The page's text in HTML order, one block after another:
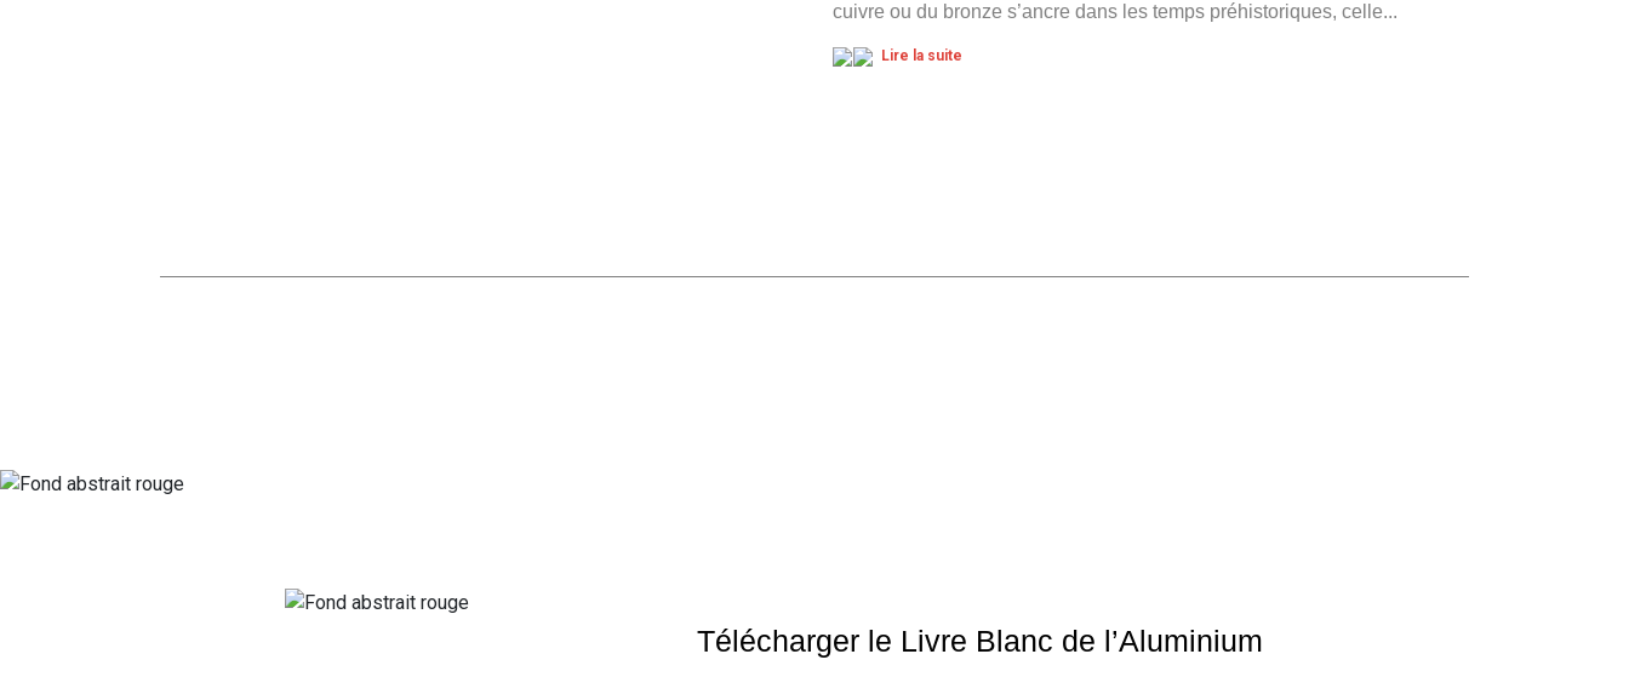
cuivre ou du bronze s’ancre dans les temps préhistoriques, celle...
Lire la suite
Télécharger le Livre Blanc de l’Aluminium